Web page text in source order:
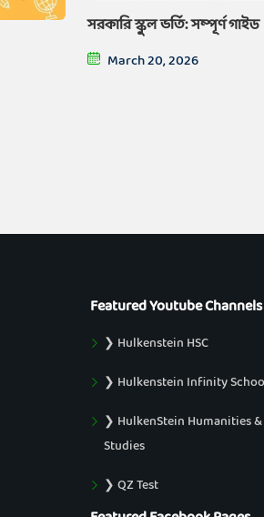
সরকারি স্কুল ভর্তি: সম্পূর্ণ গাইড
March 20, 2026
Featured Youtube Channels
❯ Hulkenstein HSC
❯ Hulkenstein Infinity
❯ HulkenStein Humanities
Studies
❯ QZ Test